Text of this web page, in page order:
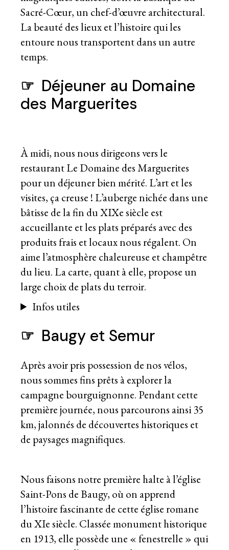
Sacré-Cœur, un chef-d’œuvre architectural.
La beauté des lieux et l’histoire qui les
entoure nous transportent dans un autre
temps.
☞ Déjeuner au Domaine
des Marguerites
À midi, nous nous dirigeons vers le
restaurant Le Domaine des Marguerites
pour un déjeuner bien mérité. L’art et les
visites, ça creuse ! L’auberge nichée dans une
bâtisse de la fin du XIXe siècle est
accueillante et les plats préparés avec des
produits frais et locaux nous régalent. On
aime l’atmosphère chaleureuse et champêtre
du lieu. La carte, quant à elle, propose un
large choix de plats du terroir.
Infos utiles
☞ Baugy et Semur
Après avoir pris possession de nos vélos,
nous sommes fins prêts à explorer la
campagne bourguignonne. Pendant cette
première journée, nous parcourons ainsi 35
km, jalonnés de découvertes historiques et
de paysages magnifiques.
Nous faisons notre première halte à l’église
Saint-Pons de Baugy, où on apprend
l’histoire fascinante de cette église romane
du XIe siècle. Classée monument historique
en 1913, elle possède une « fenestrelle » qui